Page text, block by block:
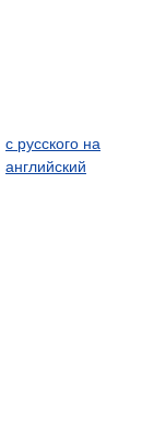
с русского на
английский